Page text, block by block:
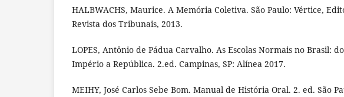
HALBWACHS, Maurice. A Memória Coletiva. São Paulo: Vértice,
Revista dos Tribunais, 2013.
LOPES, Antônio de Pádua Carvalho. As Escolas Normais no Brasil: do
Império a República. 2.ed. Campinas, SP: Alínea 2017.
MEIHY, José Carlos Sebe Bom. Manual de História Oral. 2. ed. São